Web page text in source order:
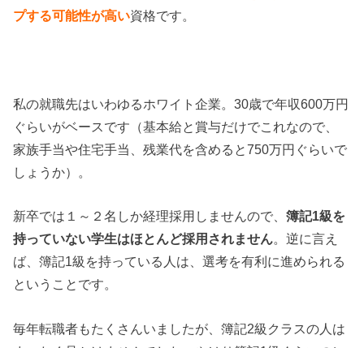
プする可能性が高い資格です。
私の就職先はいわゆるホワイト企業。30歳で年収600万円
ぐらいがベースです（基本給と賞与だけでこれなので、
家族手当や住宅手当、残業代を含めると750万円ぐらいで
しょうか）。
新卒では１～２名しか経理採用しませんので、簿記1級を
持っていない学生はほとんど採用されません。逆に言え
ば、簿記1級を持っている人は、選考を有利に進められる
ということです。
毎年転職者もたくさんいましたが、簿記2級クラスの人は